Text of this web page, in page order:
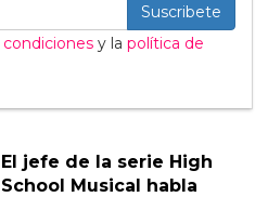
Suscribete
y la política de
El jefe de la serie High
School Musical habla